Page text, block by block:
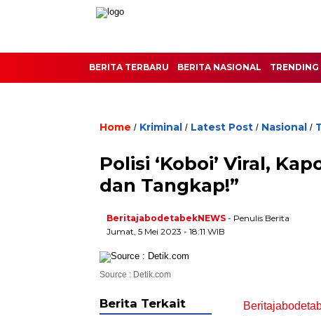
BERITA TERBARU BERITA NASIONAL
Home / Kriminal / Latest Post / Nasional /
Polisi ‘Koboi’ Viral,
dan Tangkap!”
BeritajabodetabekNEWS - Penulis Berita
Jumat, 5 Mei 2023 - 18:11 WIB
Source : Detik.com
Berita Terkait